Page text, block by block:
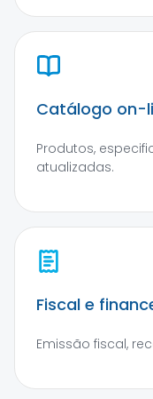
Catálogo on-
Produtos,
atualizadas.
Fiscal e
Emissão fiscal,